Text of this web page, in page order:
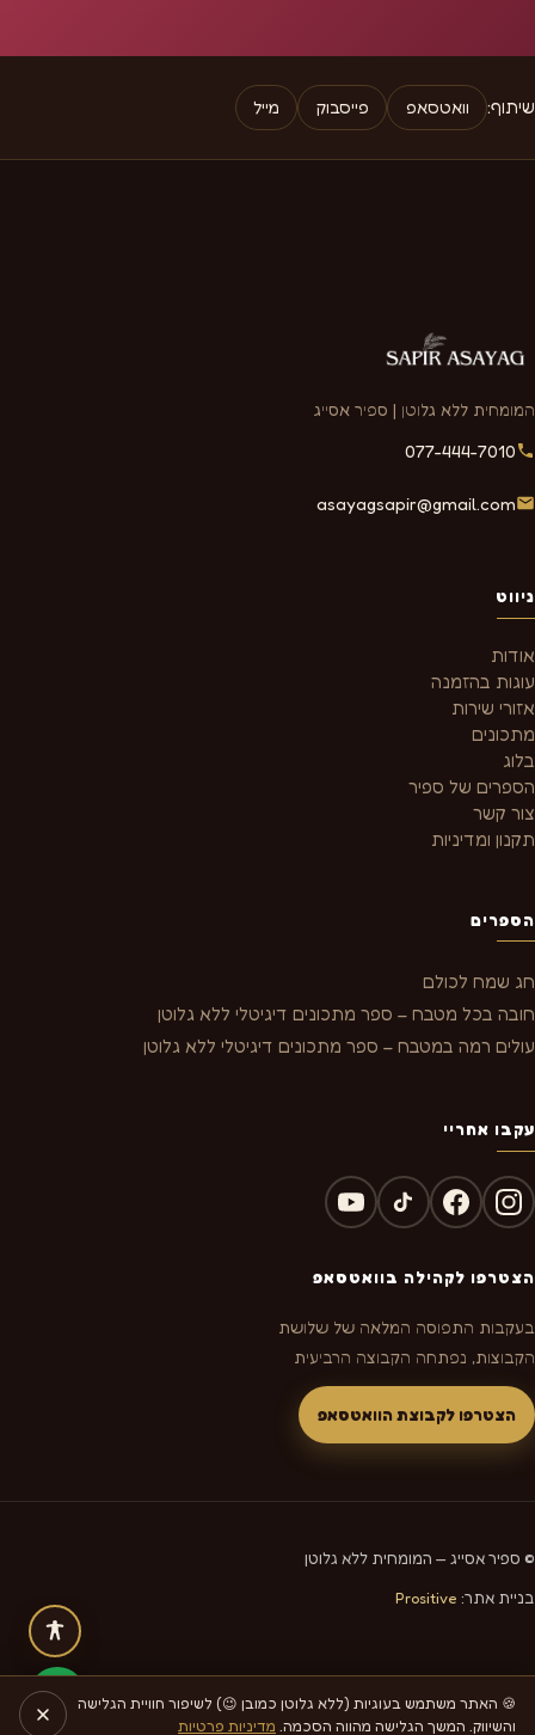
שיתוף: וואטסאפ פייסבוק מייל
המומחית ללא גלוטן | ספיר אסייג
077-444-7010
asayagsapir@gmail.com
ניווט
אודות
עוגות בהזמנה
אזורי שירות
מתכונים
בלוג
הספרים של ספיר
צור קשר
תקנון ומדיניות
הספרים
חג שמח לכולם
חובה בכל מטבח – ספר מתכונים דיגיטלי ללא גלוטן
עולים רמה במטבח – ספר מתכונים דיגיטלי ללא גלוטן
עקבו אחריי
הצטרפו לקהילה בוואטסאפ
בעקבות התפוסה המלאה של שלושת
הקבוצות, נפתחה הקבוצה הרביעית
הצטרפו לקבוצת הוואטסאפ
© ספיר אסייג — המומחית ללא גלוטן
בניית אתר: Prositive
🍪 האתר משתמש בעוגיות (ללא גלוטן כמובן 😉) לשיפור חוויית הגלישה
והשיווק. המשך הגלישה מהווה הסכמה. מדיניות פרטיות